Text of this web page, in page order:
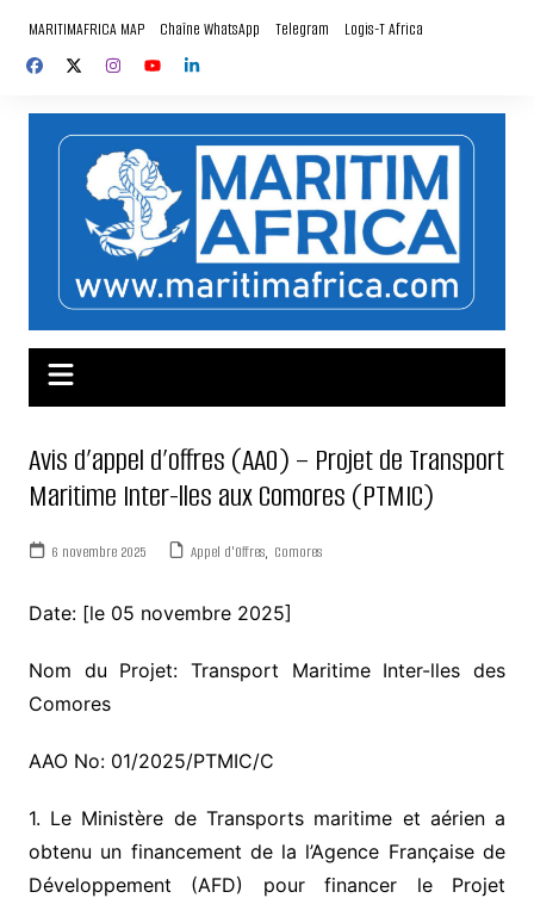
contenu
MARITIMAFRICA MAP Chaîne WhatsApp Telegram Logis-T Africa
Avis d’appel d’offres (AAO) – Projet de Transport
Maritime Inter-lles aux Comores (PTMIC)
6 novembre 2025 Appel d'Offres, Comores
Date: [le 05 novembre 2025]
Nom du Projet: Transport Maritime Inter-lles des
Comores
AAO No: 01/2025/PTMIC/C
1. Le Ministère de Transports maritime et aérien a
obtenu un financement de la l’Agence Française de
Développement (AFD) pour financer le Projet